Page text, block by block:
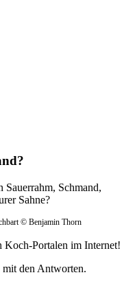
Sauerrahm, Schmand,
Sahne?
Koch-Portalen im Internet!
den Antworten.